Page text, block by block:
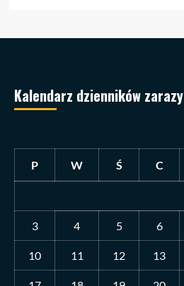
Kalendarz dzienników zarazy
P W Ś C
3 4 5 6
10 11 12 13